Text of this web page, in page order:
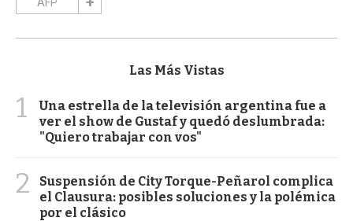
Las Más Vistas
1
Una estrella de la televisión argentina fue a
ver el show de Gustaf y quedó deslumbrada:
"Quiero trabajar con vos"
2
Suspensión de City Torque-Peñarol complica
el Clausura: posibles soluciones y la polémica
por el clásico